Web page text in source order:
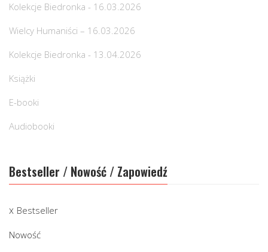
Kolekcje Biedronka - 16.03.2026
Wielcy Humaniści – 16.03.2026
Kolekcje Biedronka - 13.04.2026
Książki
E-booki
Audiobooki
Bestseller / Nowość / Zapowiedź
Bestseller
Nowość